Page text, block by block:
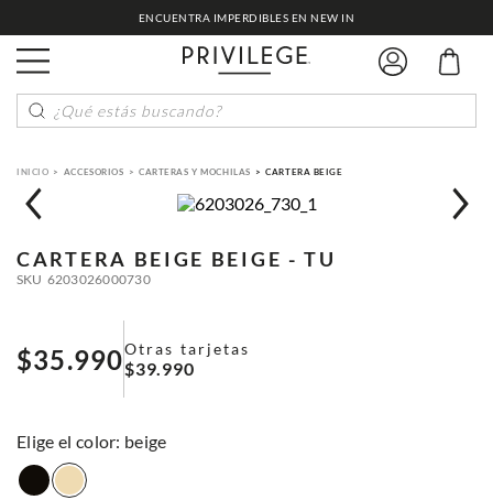
ENCUENTRA IMPERDIBLES EN NEW IN
¿Qué estás buscando?
ACCESORIOS CARTERAS Y MOCHILAS CARTERA BEIGE
CARTERA BEIGE BEIGE - TU
SKU 6203026000730
$35.990Otras tarjetas
$39.990
: beige